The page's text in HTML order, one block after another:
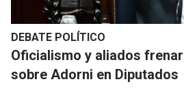
DEBATE POLÍTICO
Oficialismo y aliados
sobre Adorni en Diputados